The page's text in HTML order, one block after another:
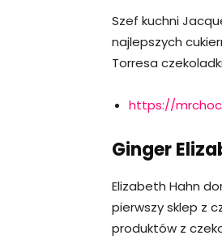
Szef kuchni
najlepszych
Torresa
https://
Ginger
Elizabeth Hahn
pierwszy sklep z
produktów z